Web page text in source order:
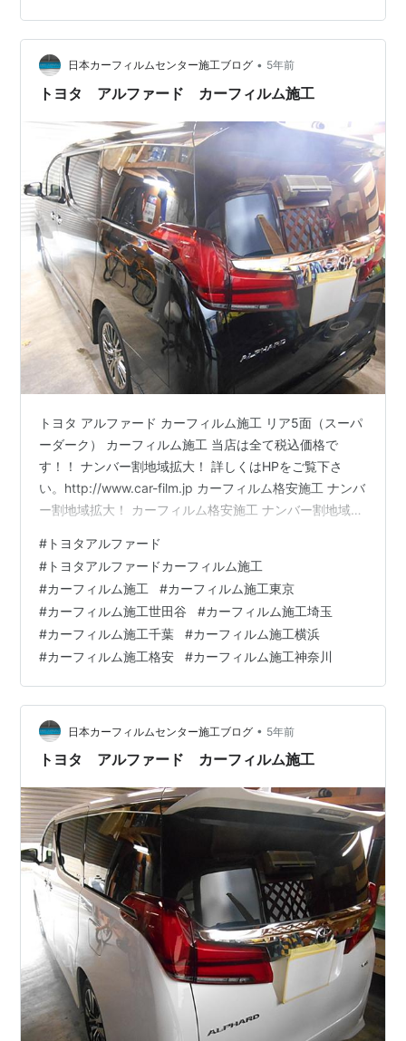
日本カーフィルムセンター施工ブログ • 5年前
トヨタ アルファード カーフィルム施工
トヨタ アルファード カーフィルム施工 リア5面（スーパ
ーダーク） カーフィルム施工 当店は全て税込価格で
す！！ ナンバー割地域拡大！ 詳しくはHPをご覧下さ
い。http://www.car-film.jp カーフィルム格安施工 ナンバ
ー割地域拡大！ カーフィルム格安施工 ナンバー割地域拡
フィルム格安施工 ナンバー割地域拡大！ 詳しくはHPを
ご覧下さい。http://www.car-film.jp ボディコーティン
グ・ガラスコーティング格安・激安キャンペーン中！！
ボディコーティング・ガラスコーティング格安・激安キ
ャンペーン中！！ボディコーテ…
# トヨタアルファード
# トヨタアルファードカーフィルム施工
#カーフィルム施工 #カーフィルム施工東京
#カーフィルム施工世田谷 #カーフィルム施工埼玉
#カーフィルム施工千葉 #カーフィルム施工横浜
#カーフィルム施工格安 #カーフィルム施工神奈川
日本カーフィルムセンター施工ブログ • 5年前
トヨタ アルファード カーフィルム施工